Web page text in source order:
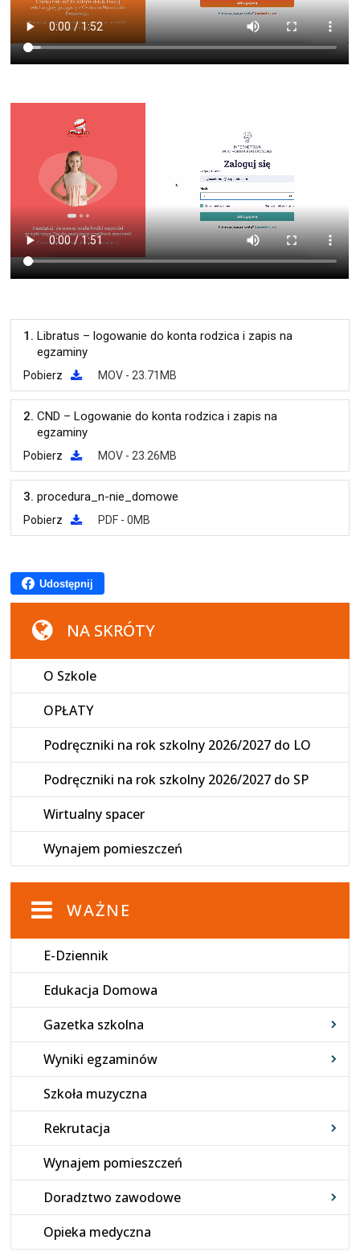
1.Libratus – logowanie do konta rodzica i zapis na
egzaminy
Pobierz MOV - 23.71MB
2.CND – Logowanie do konta rodzica i zapis na
egzaminy
Pobierz MOV - 23.26MB
3.procedura_n-nie_domowe
Pobierz PDF - 0MB
Udostępnij
NA SKRÓTY
O Szkole
OPŁATY
Podręczniki na rok szkolny 2026/2027 do LO
Podręczniki na rok szkolny 2026/2027 do SP
Wirtualny spacer
Wynajem pomieszczeń
WAŻNE
E-Dziennik
Edukacja Domowa
Gazetka szkolna
Wyniki egzaminów
Szkoła muzyczna
Rekrutacja
Wynajem pomieszczeń
Doradztwo zawodowe
Opieka medyczna